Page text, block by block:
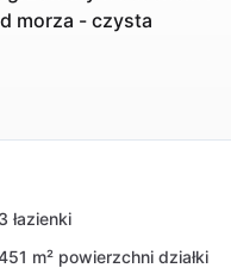
morza - czysta
3 łazienki
m² powierzchni działki